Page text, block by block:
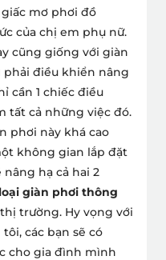
mơ phơi đồ
của chị em phụ nữ.
cũng giống với giàn
điều khiển nâng
cần 1 chiếc điều
tất cả những việc đó.
phơi này khá cao
không gian lắp đặt
hạ cả hai 2
giàn phơi thông
trường. Hy vọng với
các bạn sẽ có
cho gia đình mình